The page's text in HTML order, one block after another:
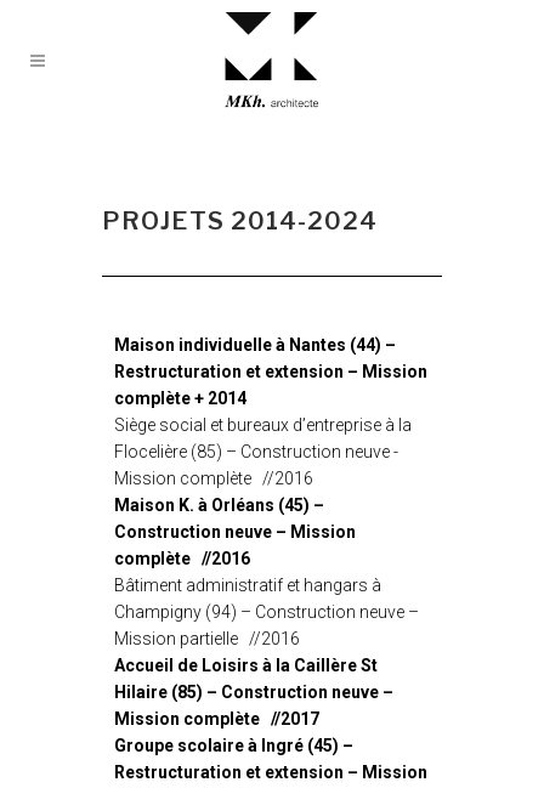
PROJETS 2014-2024
Maison individuelle à Nantes (44) –
Restructuration et extension – Mission
complète + 2014
Siège social et bureaux d’entreprise à la
Flocelière (85) – Construction neuve -
Mission complète //2016
Maison K. à Orléans (45) –
Construction neuve – Mission
complète //2016
Bâtiment administratif et hangars à
Champigny (94) – Construction neuve –
Mission partielle //2016
Accueil de Loisirs à la Caillère St
Hilaire (85) – Construction neuve –
Mission complète //2017
Groupe scolaire à Ingré (45) –
Restructuration et extension – Mission